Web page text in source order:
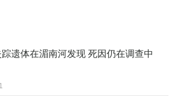
遗体在湄南河发现 死因仍在调查中